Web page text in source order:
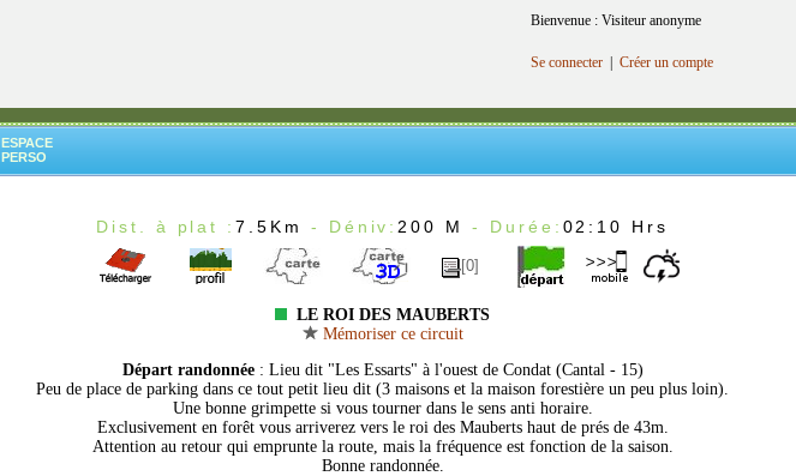
Bienvenue : Visiteur anonyme
Se connecter Créer un compte
ESPACE
PERSO
Dist. à plat :7.5Km - Déniv: 200 M - Durée: 02:10 Hrs
[0]
LE ROI DES MAUBERTS
Mémoriser ce circuit
Départ randonnée : Lieu dit "Les Essarts" à l'ouest de Condat (Cantal - 15)
Peu de place de parking dans ce tout petit lieu dit (3 maisons et la maison forestière un peu plus loin).
Une bonne grimpette si vous tourner dans le sens anti horaire.
Exclusivement en forêt vous arriverez vers le roi des Mauberts haut de prés de 43m.
Attention au retour qui emprunte la route, mais la fréquence est fonction de la saison.
Bonne randonnée.